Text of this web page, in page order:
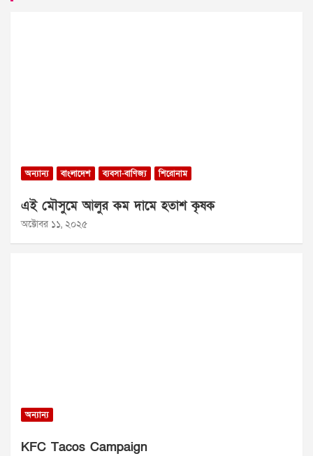
অন্যান্য বাংলাদেশ ব্যবসা-বাণিজ্য শিরোনাম
এই মৌসুমে আলুর কম দামে হতাশ কৃষক
অক্টোবর ১১, ২০২৫
অন্যান্য
KFC Tacos Campaign